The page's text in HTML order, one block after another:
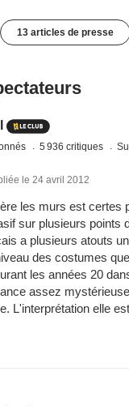
13 articles de presse
5 936 critiques
le 24 avril 2012
les murs est certes
sur plusieurs points
a plusieurs atouts
des costumes
les années 20
assez
L'interprétation elle